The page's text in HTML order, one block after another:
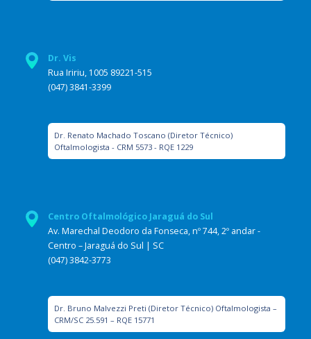
Dr. Vis
Rua Iririu, 1005 89221-515
(047) 3841-3399
Dr. Renato Machado Toscano (Diretor Técnico)
Oftalmologista - CRM 5573 - RQE 1229
Centro Oftalmológico Jaraguá do Sul
Av. Marechal Deodoro da Fonseca, nº 744, 2º andar -
Centro – Jaraguá do Sul | SC
(047) 3842-3773
Dr. Bruno Malvezzi Preti (Diretor Técnico) Oftalmologista –
CRM/SC 25.591 – RQE 15771